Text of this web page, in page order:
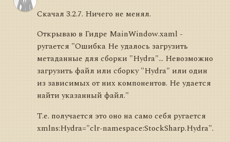
Скачал 3.2.7. Ничего не менял.
Открываю в Гидре MainWindow.xaml -
ругается "Ошибка Не удалось загрузить
метаданные для сборки "Hydra"... Невозможно
загрузить файл или сборку "Hydra" или один
из зависимых от них компонентов. Не удается
найти указанный файл."
Т.е. получается это оно на само себя ругается
xmlns:Hydra="clr-namespace:StockSharp.Hydra".